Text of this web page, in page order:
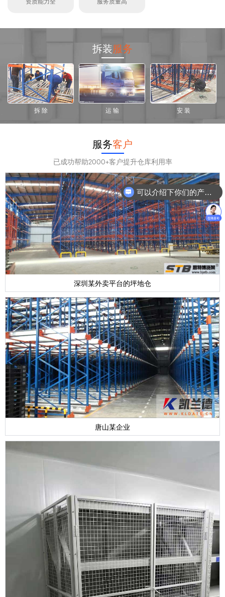
拆装服务
拆 除 运 输 安 装
服务客户
已成功帮助2000+客户提升仓库利用率
深圳某外卖平台的坪地仓
唐山某企业
可以介绍下你们的产品么？
你们是怎么收费的呢？